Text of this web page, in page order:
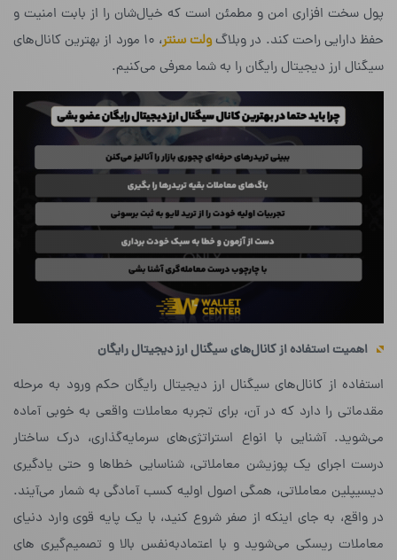
پول سخت افزاری امن و مطمئن است که خیال‌شان را از بابت امنیت و
حفظ دارایی راحت کند. در وبلاگولت سنتر
، ۱۰ مورد از بهترین کانال‌های
سیگنال ارز دیجیتال رایگان را به شما معرفی می‌کنیم.
اهمیت استفاده از کانال‌های سیگنال ارز دیجیتال رایگان
استفاده از کانال‌های سیگنال ارز دیجیتال رایگان حکم ورود به مرحله
مقدماتی را دارد که در آن، برای تجربه معاملات واقعی به خوبی آماده
می‌شوید. آشنایی با انواع استراتژی‌های سرمایه‌گذاری، درک ساختار
درست اجرای یک پوزیشن معاملاتی، شناسایی خطاها و حتی یادگیری
دیسیپلین معاملاتی، همگی اصول اولیه کسب آمادگی به شمار می‌آیند.
در واقع، به جای اینکه از صفر شروع کنید، با یک پایه قوی وارد دنیای
معاملات ریسکی می‌شوید و با اعتماد‌به‌نفس بالا و تصمیم‌گیری های